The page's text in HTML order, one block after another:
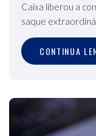
Caixa liberou a
saque
CONTINUA